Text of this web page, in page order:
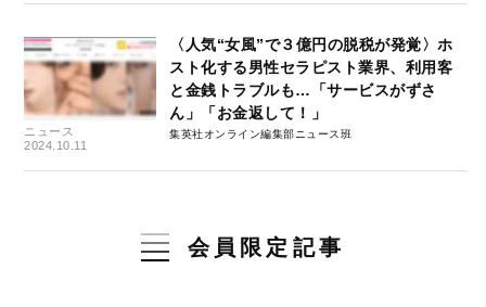
ニュース
2024.10.11
〈人気“女風”で３億円の脱税が発覚〉ホ
スト化する男性セラピスト業界、利用客
と金銭トラブルも…「サービスがずさ
ん」「お金返して！」
集英社オンライン編集部ニュース班
会員限定記事